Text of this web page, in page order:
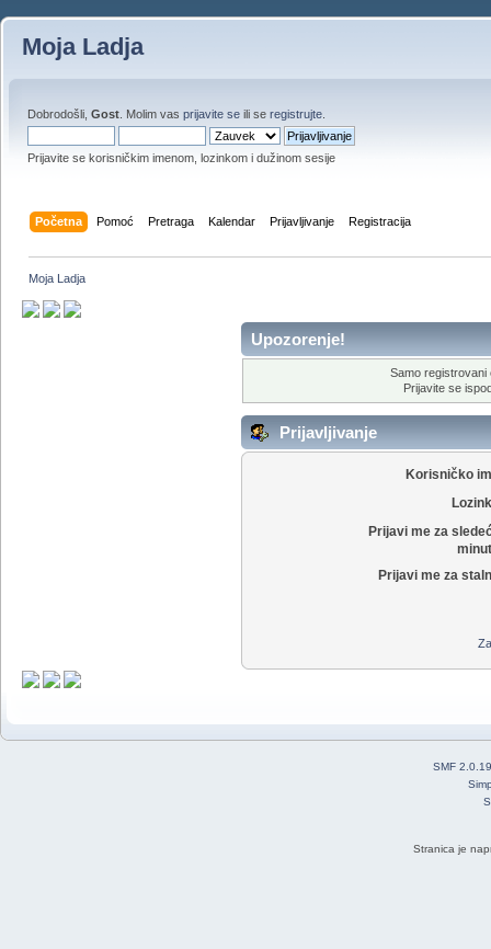
Moja Ladja
Dobrodošli, Gost . Molim vas prijavite se ili se registrujte
Prijavite se korisničkim imenom, lozinkom i dužinom sesije
Početna Pomoć Pretraga Kalendar Prijavljivanje Registracija
Moja Ladja
Upozorenje!
Samo registrovani
Prijavite se
Prijavljivanje
Korisničko
Prijavi me za
Prijavi me za
SMF 2.0.19
Stranica je